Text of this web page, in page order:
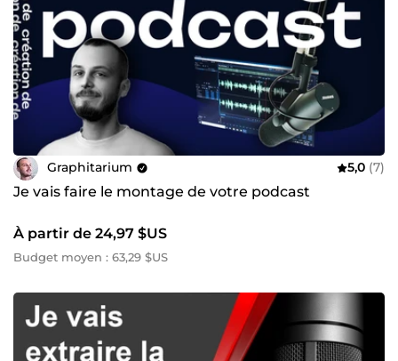
Graphitarium 5,0 (7)
Je vais faire le montage de votre podcast
À partir de 24,97 $US
Budget moyen : 63,29 $US